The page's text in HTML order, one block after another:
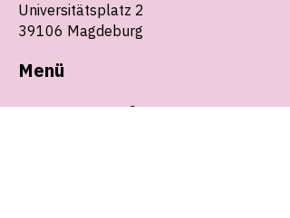
Universitätsplatz 2
39106 Magdeburg
Menü
Start